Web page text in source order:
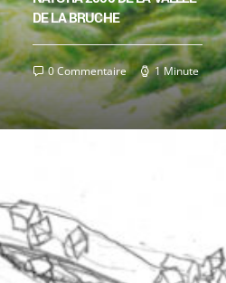
DE LA BRUCHE
0 Commentaire 1 Minute